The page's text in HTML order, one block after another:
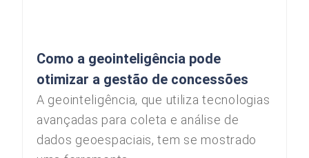
Como a geointeligência pode
otimizar a gestão de concessões
A geointeligência, que utiliza tecnologias
avançadas para coleta e análise de
dados geoespaciais, tem se mostrado